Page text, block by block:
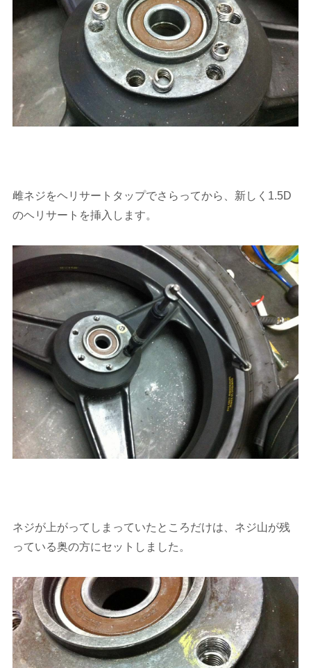
雌ネジをヘリサートタップでさらってから、新しく1.5D
のヘリサートを挿入します。
ネジが上がってしまっていたところだけは、ネジ山が残
っている奥の方にセットしました。